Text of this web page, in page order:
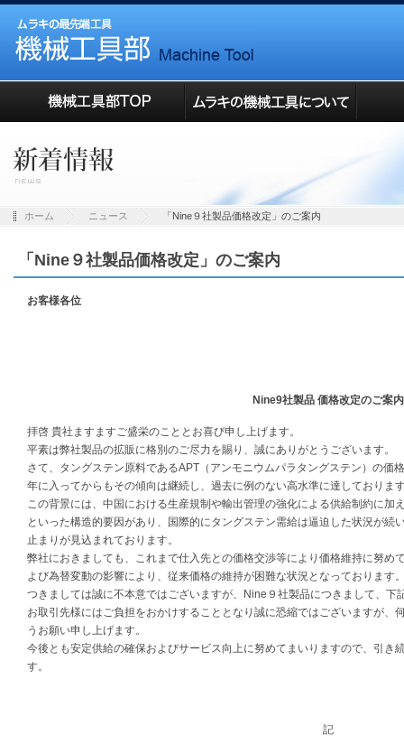
ホーム ニュース 「Nine９社製品価格改定」のご案内
「Nine９社製品価格改定」のご案内
お客様各位
Nine9社製品 価格改定のご案内
拝啓 貴社ますますご盛栄のこととお喜び申し上げます。
平素は弊社製品の拡販に格別のご尽力を賜り、誠にありがとうございます。
さて、タングステン原料であるAPT（アンモニウムパラタングステン）の価
年に入ってからもその傾向は継続し、過去に例のない高水準に達しておりま
この背景には、中国における生産規制や輸出管理の強化による供給制約に加
といった構造的要因があり、国際的にタングステン需給は逼迫した状況が続
止まりが見込まれております。
弊社におきましても、これまで仕入先との価格交渉等により価格維持に努め
よび為替変動の影響により、従来価格の維持が困難な状況となっております
つきましては誠に不本意ではございますが、Nine９社製品につきまして、下
お取引先様にはご負担をおかけすることとなり誠に恐縮ではございますが、
うお願い申し上げます。
今後とも安定供給の確保およびサービス向上に努めてまいりますので、引き
す。
記